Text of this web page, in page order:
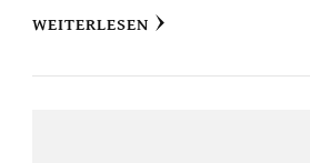
WEITERLESEN